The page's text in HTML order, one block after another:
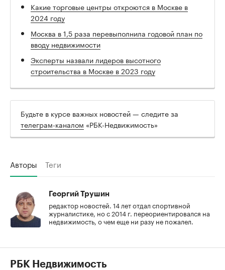
Какие торговые центры откроются в Москве в
2024 году
Москва в 1,5 раза перевыполнила годовой план по
вводу недвижимости
Эксперты назвали лидеров высотного
строительства в Москве в 2023 году
Будьте в курсе важных новостей — следите за
телеграм-каналом «РБК-Недвижимость»
Авторы Теги
Георгий Трушин
редактор новостей. 14 лет отдал спортивной
журналистике, но с 2014 г. переориентировался на
недвижимость, о чем еще ни разу не пожалел.
РБК Недвижимость